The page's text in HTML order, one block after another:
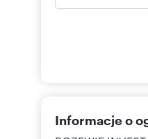
Informacje o